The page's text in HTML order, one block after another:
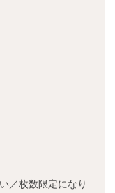
／枚数限定になり